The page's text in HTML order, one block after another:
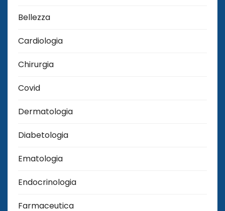
Bellezza
Cardiologia
Chirurgia
Covid
Dermatologia
Diabetologia
Ematologia
Endocrinologia
Farmaceutica